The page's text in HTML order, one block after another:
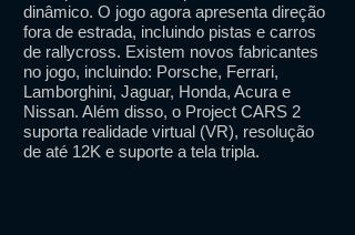
dinâmico. O jogo agora apresenta direção
fora de estrada, incluindo pistas e carros
de rallycross. Existem novos fabricantes
no jogo, incluindo: Porsche, Ferrari,
Lamborghini, Jaguar, Honda, Acura e
Nissan. Além disso, o Project CARS 2
suporta realidade virtual (VR), resolução
de até 12K e suporte a tela tripla.